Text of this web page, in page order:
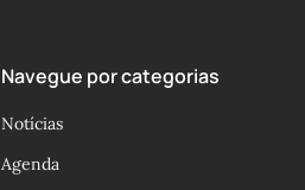
Navegue por categorias
Notícias
Agenda